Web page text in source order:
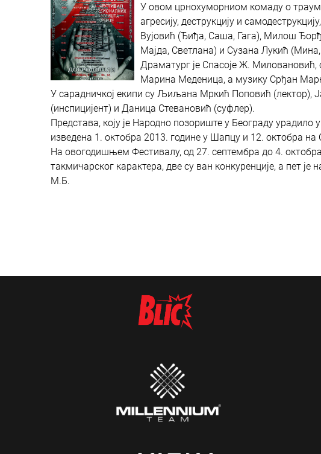
У овом црнохуморниом комаду о
агресију, деструкцију и
Вујовић (Ђиђа, Саша, Гага), Милош
Мајда, Светлана) и Сузана Лукић (Мина,
Драматург је Спасоје Ж.
Марина Меденица, а музику Срђан
У сарадничкој екипи су Љиљана Мркић Поповић (лектор),
(инспицијент) и Даница Стевановић (суфлер).
Представа, коју је Народно позориште у Београду
изведена 1. октобра 2013. године у Шапцу и 12. октобра
На овогодишњем Фестивалу, од 27. септембра до 4.
такмичарског карактера, две су ван конкуренције, а пет
М.Б.